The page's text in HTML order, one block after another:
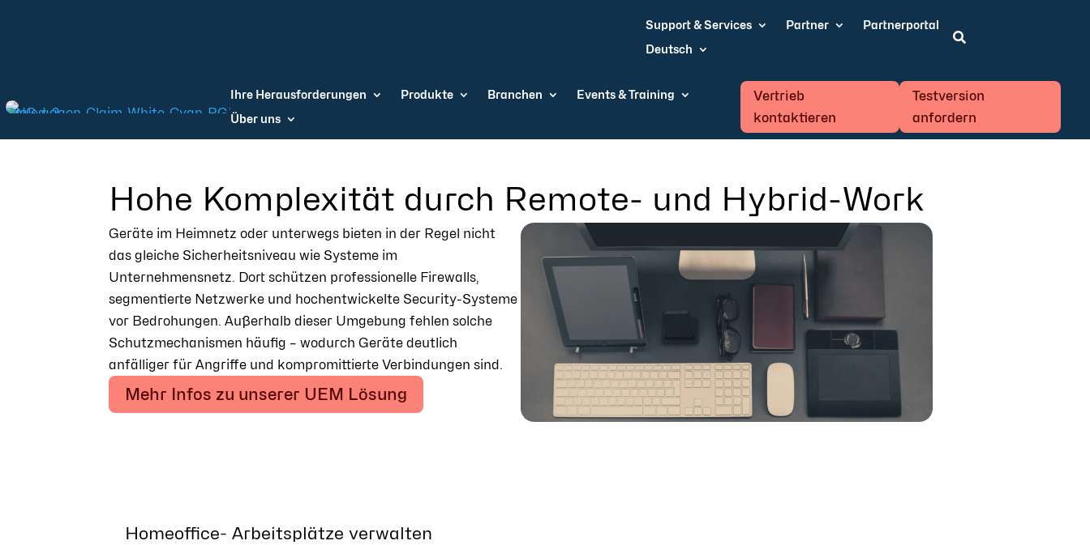
Support & Services Partner
Partnerportal
Deutsch

Ihre Herausforderungen Produkte Branchen
Events & Training
Über uns
Vertrieb
kontaktieren
Testversion
anfordern
Hohe Komplexität durch Remote- und Hybrid-Work
Geräte im Heimnetz oder unterwegs bieten in der Regel nicht
das gleiche Sicherheitsniveau wie Systeme im
Unternehmensnetz. Dort schützen professionelle Firewalls,
segmentierte Netzwerke und hochentwickelte Security-Systeme
vor Bedrohungen. Außerhalb dieser Umgebung fehlen solche
Schutzmechanismen häufig – wodurch Geräte deutlich
anfälliger für Angriffe und kompromittierte Verbindungen sind.
Mehr Infos zu unserer UEM Lösung
Homeoffice- Arbeitsplätze verwalten